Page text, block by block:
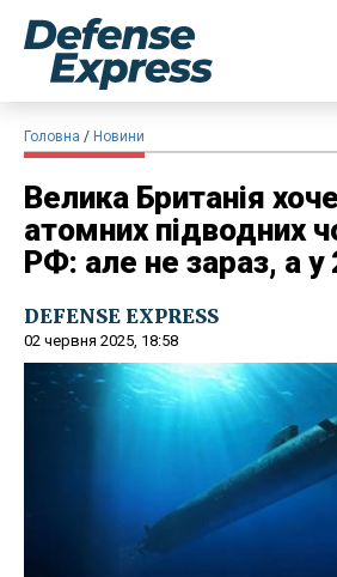
Головна Новини
Велика Британія
атомних підводних
РФ: але не зараз, а у
DEFENSE EXPRESS
02 червня 2025, 18:58